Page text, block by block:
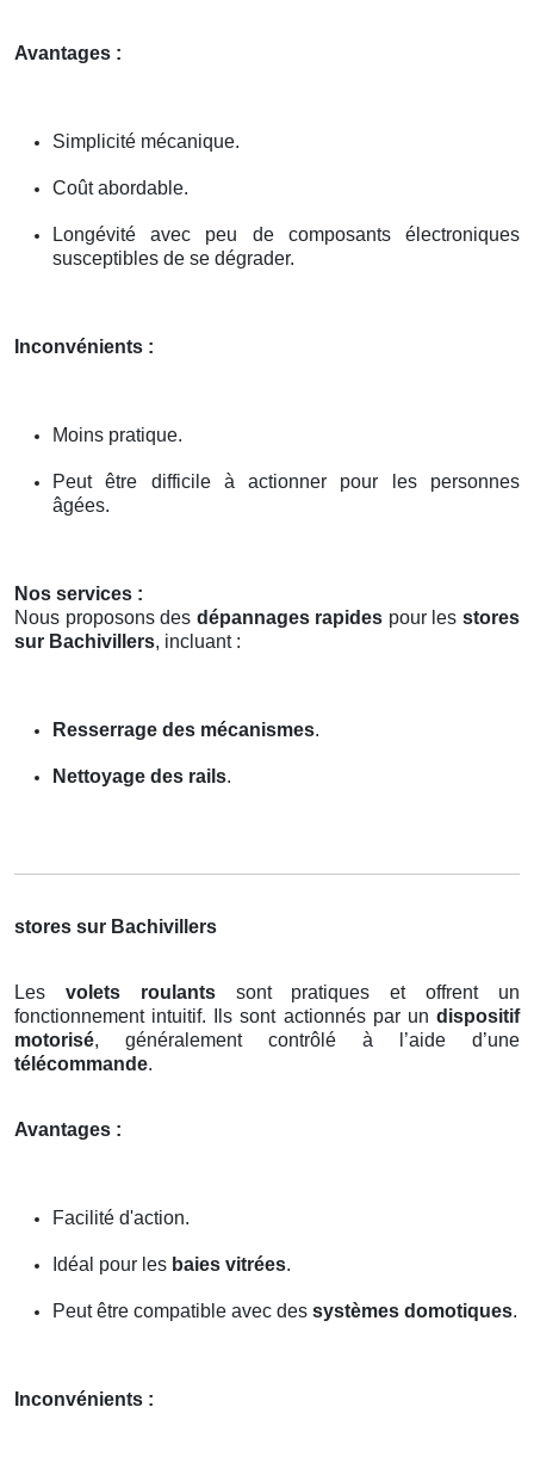
Avantages :
Simplicité mécanique.
Coût abordable.
Longévité avec peu de composants électroniques
susceptibles de se dégrader.
Inconvénients :
Moins pratique.
Peut être difficile à actionner pour les personnes
âgées.
Nos services :
Nous proposons des dépannages rapides pour lesstores
sur Bachivillers, incluant :
Resserrage des mécanismes.
Nettoyage des rails.
stores sur Bachivillers
Les volets roulantssont pratiques et offrent un
fonctionnement intuitif. Ils sont actionnés par un dispositif
motorisé, généralement contrôlé à l’aide d’une
télécommande.
Avantages :
Facilité d'action.
Idéal pour les baies vitrées.
Peut être compatible avec des systèmes domotiques.
Inconvénients :